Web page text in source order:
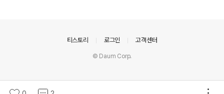
티스토리 로그인 고객센터
© Daum Corp.